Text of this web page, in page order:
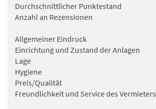
Durchschnittlicher Punktestand
Anzahl an Rezensionen
Allgemeiner Eindruck
Einrichtung und Zustand der Anlagen
Lage
Hygiene
Preis/Qualität
Freundlichkeit und Service des Vermieters